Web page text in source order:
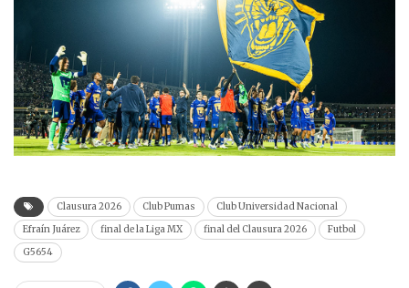
Clausura 2026 Club Pumas
Club Universidad Nacional
Efraín Juárez
final de la Liga MX final del Clausura 2026
Futbol
G5654